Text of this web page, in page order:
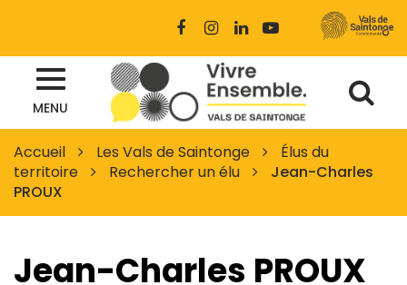
Lien
compte
Facebook
Lien
le
compte
Instagram
Lien
le
compte
Linkedin
chaîne
Youtube
MENU Site
officiel
des
Vals
de
à
Accueil Les Vals de Saintonge
Élus du
territoire
Rechercher un élu
Jean-Charles
PROUX
Jean-Charles PROUX